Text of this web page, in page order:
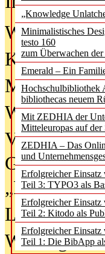
„Knowledge
Minimalistisches
testo 160
zum Überwachen
Emerald – Ein
Hochschulbibliothek
bibliothecas neuem
Mit ZEDHIA der
Mitteleuropas auf
ZEDHIA – Das
und
Erfolgreicher Einsatz
Teil 3: TYPO3 als
Erfolgreicher Einsatz
Teil 2: Kitodo als
Erfolgreicher Einsatz
Teil 1: Die BibApp
Was
Kinder in
Metadaten
Wenn Bots
Von
„Library of
Lesen als
Wie